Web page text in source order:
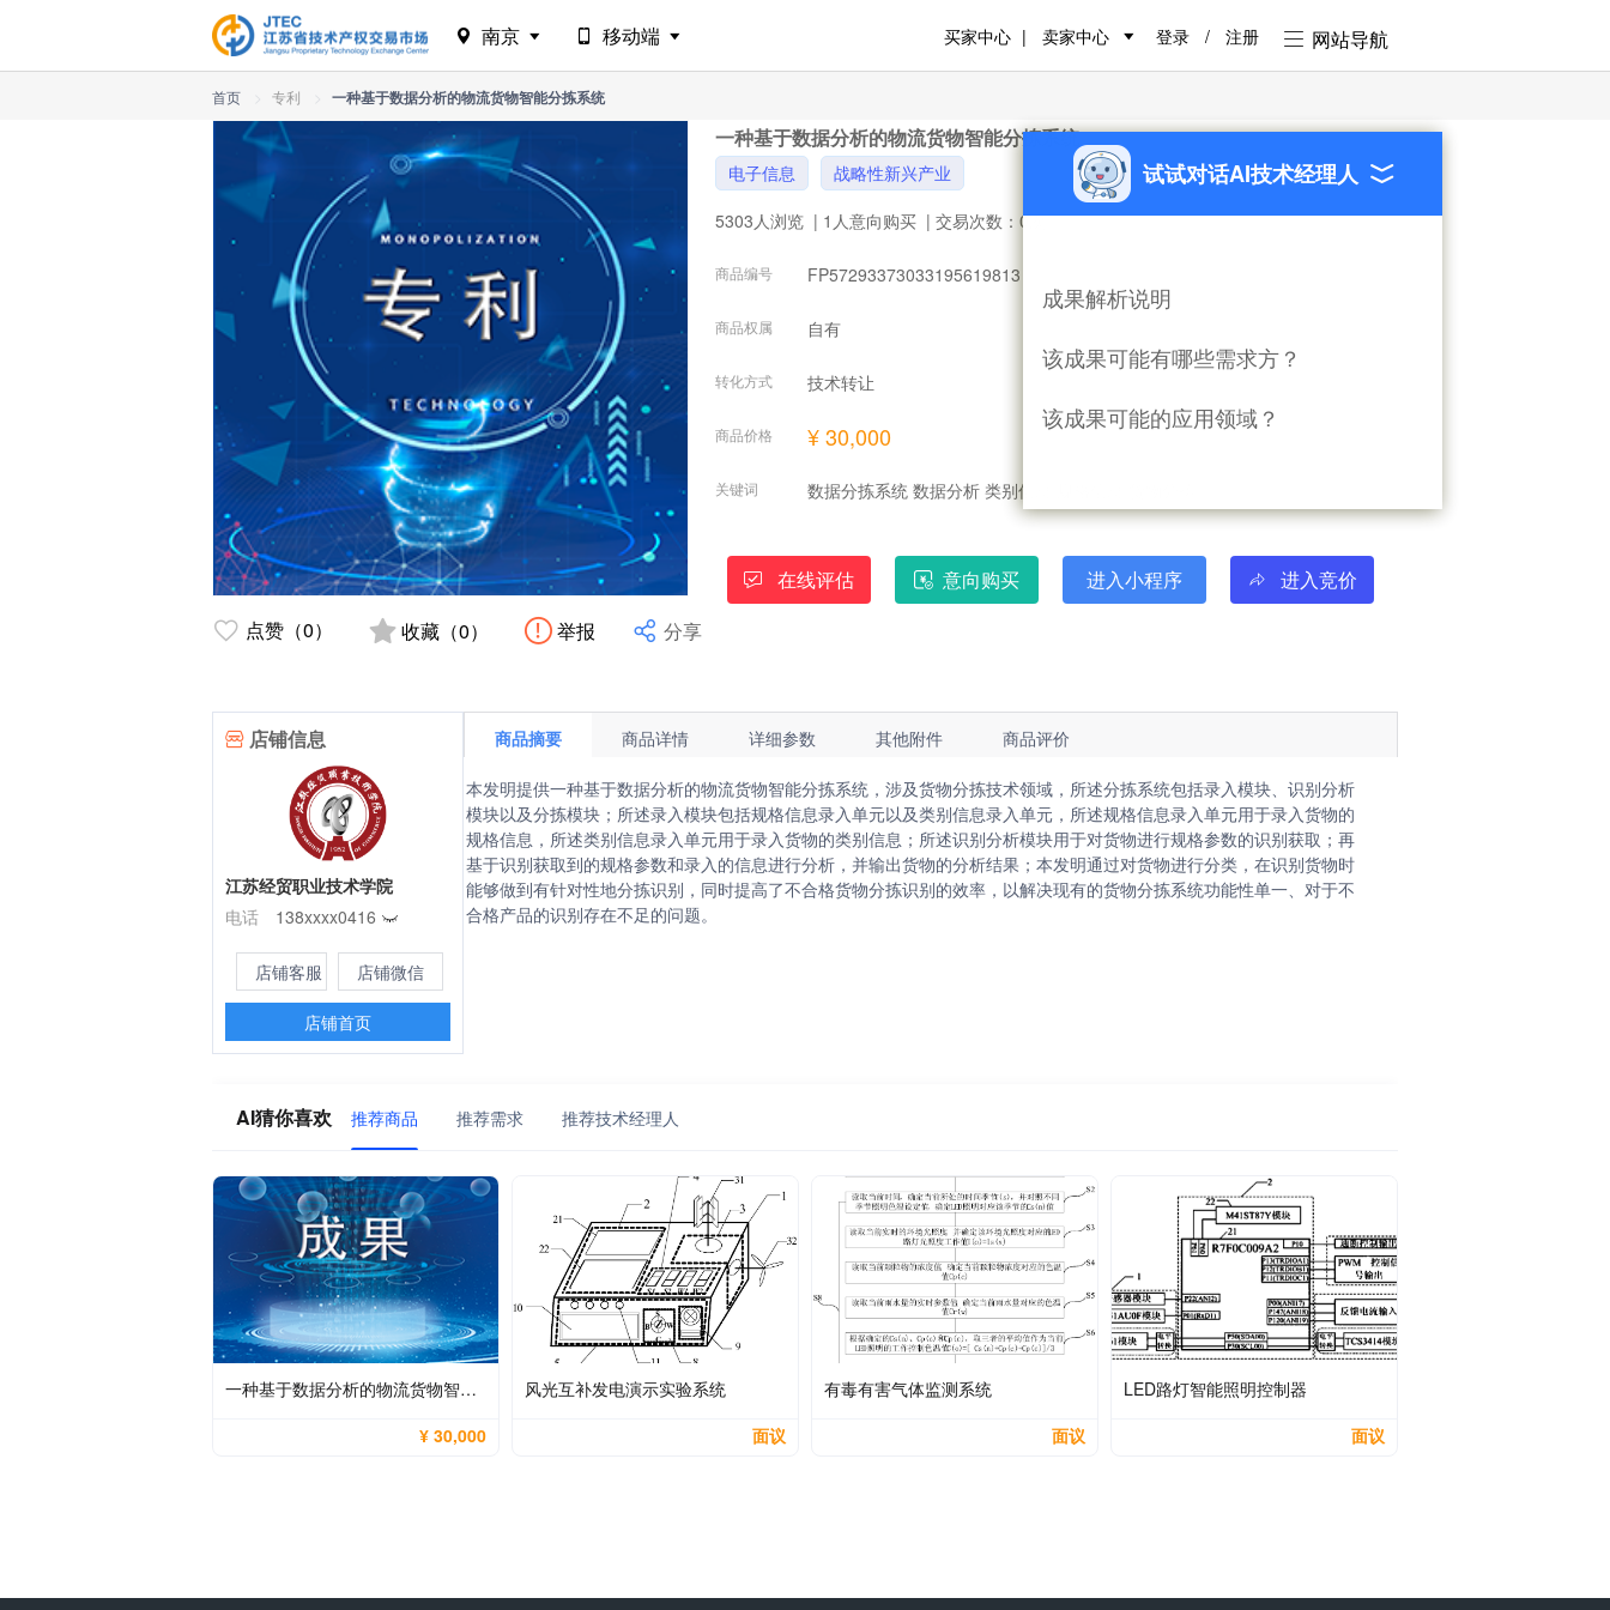
南京 移动端 登录 / 注册 网站导航
买家中心 卖家中心
首页 专利 一种基于数据分析的物流货物智能分拣系统
点赞（0） 收藏（0） 举报 分享
一种基于数据分析的物流货物智能分拣系统
电子信息
战略性新兴产业
5303人浏览 | 1人意向购买 | 交易次数：0次
商品编号 FP57293373033195619813
商品权属 自有
转化方式 技术转让
商品价格 ¥ 30,000
关键词 数据分拣系统 数据分析 类别信息 规格信息 货物分拣
在线评估 意向购买 进入小程序 进入竞价
店铺信息
江苏经贸职业技术学院
电话
138xxxx0416
店铺客服 店铺微信
店铺首页
商品摘要 商品详情 详细参数 其他附件 商品评价
本发明提供一种基于数据分析的物流货物智能分拣系统，涉及货物分拣技术领域，所述分拣系统包括录入模块、识别分析
模块以及分拣模块；所述录入模块包括规格信息录入单元以及类别信息录入单元，所述规格信息录入单元用于录入货物的
规格信息，所述类别信息录入单元用于录入货物的类别信息；所述识别分析模块用于对货物进行规格参数的识别获取；再
基于识别获取到的规格参数和录入的信息进行分析，并输出货物的分析结果；本发明通过对货物进行分类，在识别货物时
能够做到有针对性地分拣识别，同时提高了不合格货物分拣识别的效率，以解决现有的货物分拣系统功能性单一、对于不
合格产品的识别存在不足的问题。
AI猜你喜欢 推荐商品 推荐需求 推荐技术经理人
一种基于数据分析的物流货物智能分拣系统
¥ 30,000
风光互补发电演示实验系统
面议
有毒有害气体监测系统
面议
LED路灯智能照明控制器
面议
试试对话AI技术经理人
成果解析说明
该成果可能有哪些需求方？
该成果可能的应用领域？